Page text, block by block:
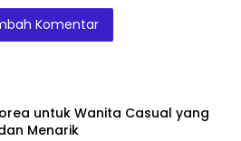
Lebih Menarik
Komentar
untuk Wanita Casual yang
Menarik